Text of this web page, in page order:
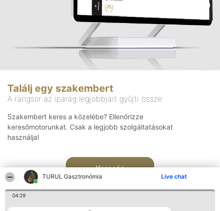
TURUL Gasztronómia Live chat
04:29
Találj egy szakembert
A rangsor az iparág legjobbjait gyűjti össze
Szakembert keres a közelébe? Ellenőrizze
keresőmotorunkat. Csak a legjobb szolgáltatásokat
használja!
Keresés